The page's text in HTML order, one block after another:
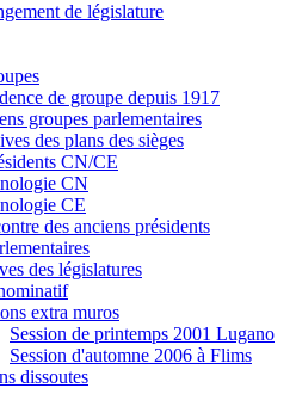
de législature
de groupe depuis 1917
groupes parlementaires
des plans des sièges
CN/CE
CN
CE
des anciens présidents
des législatures
extra muros
Session de printemps 2001 Lugano
Session d'automne 2006 à Flims
dissoutes